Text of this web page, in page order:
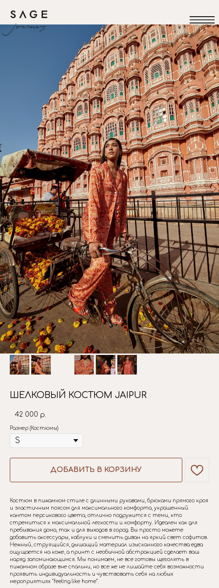
ШЕЛКОВЫЙ КОСТЮМ JAIPUR
42 000 р.
Размер (Костюмы)
ДОБАВИТЬ В КОРЗИНУ
Костюм в пижамном стиле с длинными рукавами, брюками прямого кроя
и эластичным поясом для максимального комфорта, украшенный
кантом персикового цвета, отлично подружится с теми, кто
стремиться к максимальной легкости и комфорту. Идеален как для
пребывания дома, так и для выходов в город. Вы просто можете
добавить аксессуары, каблуки и сменить диван на яркий свет софитов.
Нежный, струящийся, дышащий материал изысканного качества едва
ощущается на коже, а принт с необычной абстракцией сделает ваш
наряд запоминающимся. Мы понимаем, не все готовы щеголять в
пижамном образе вне спальни, но все же не лишайте себя возможности
проявить индивидуальность и чувствовать себя на любых
мероприятиях “feeling like home”.